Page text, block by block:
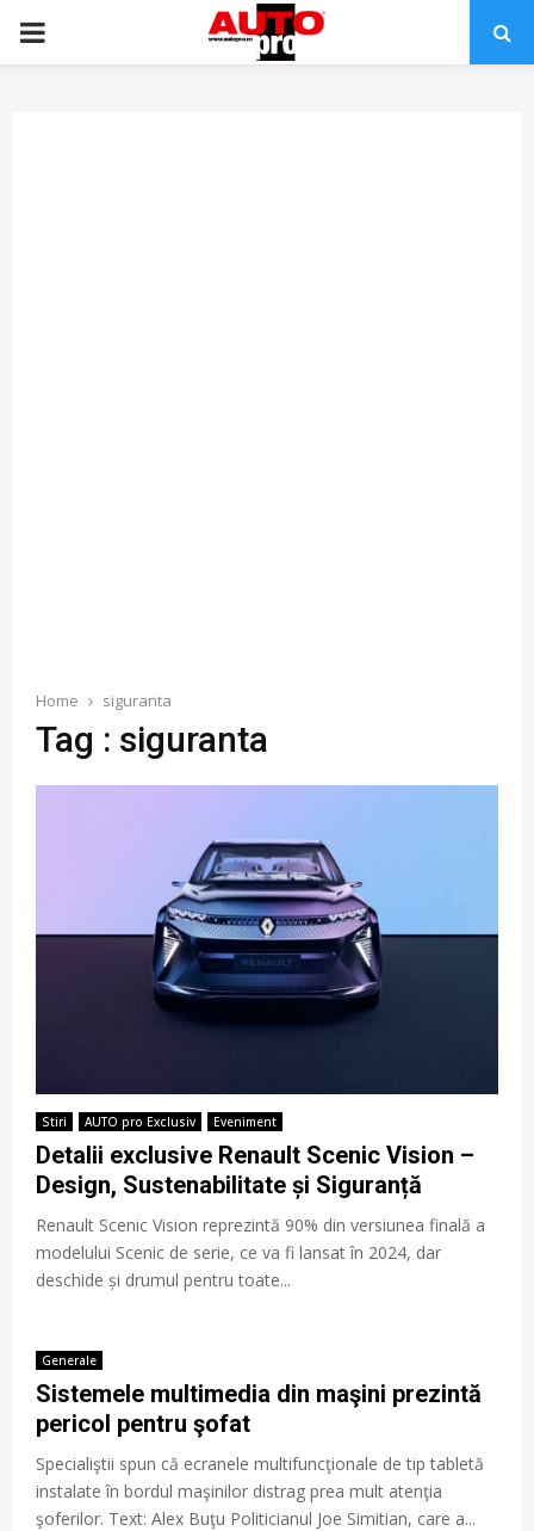
PRIMARY
Home siguranta
Tag : siguranta
Stiri AUTO pro Exclusiv Eveniment
Detalii exclusive Renault Scenic Vision –
Design, Sustenabilitate și Siguranță
Renault Scenic Vision reprezintă 90% din versiunea finală a
modelului Scenic de serie, ce va fi lansat în 2024, dar
deschide și drumul pentru toate...
Generale
Sistemele multimedia din maşini prezintă
pericol pentru şofat
Specialiştii spun că ecranele multifuncţionale de tip tabletă
instalate în bordul maşinilor distrag prea mult atenţia
şoferilor. Text: Alex Buţu Politicianul Joe Simitian, care a...